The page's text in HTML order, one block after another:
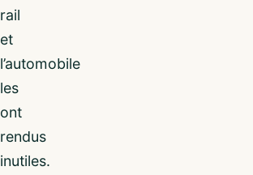
rail
et
l’automobile
les
ont
rendus
inutiles.